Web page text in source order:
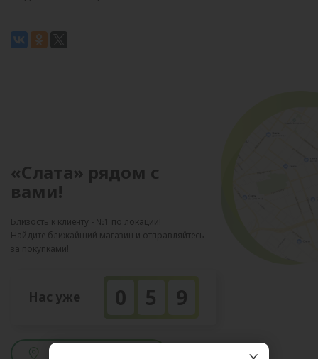
«Слата» рядом с
вами!
Близость к клиенту - №1 по локации!
Найдите ближайший магазин и отправляйтесь
за покупками!
Нас уже 0 5 9